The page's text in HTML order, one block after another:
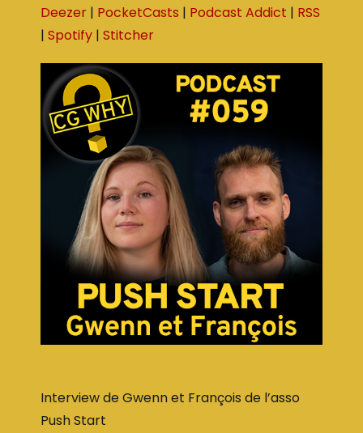
Spotify Stitcher
RSS FEED
EMBED
Deezer | PocketCasts | Podcast Addict | RSS
| Spotify | Stitcher
Interview de Gwenn et François de l’asso
Push Start